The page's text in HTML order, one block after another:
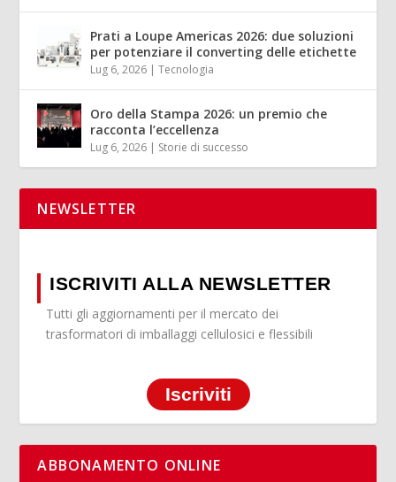
Prati a Loupe Americas 2026: due soluzioni
per potenziare il converting delle etichette
Lug 6, 2026 |Tecnologia
Oro della Stampa 2026: un premio che
racconta l’eccellenza
Lug 6, 2026 | Storie di successo
NEWSLETTER
ISCRIVITI ALLA NEWSLETTER
Tutti gli aggiornamenti per il mercato dei
trasformatori di imballaggi cellulosici e flessibili
Iscriviti
ABBONAMENTO ONLINE